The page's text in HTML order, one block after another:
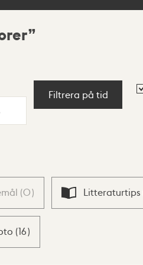
Filtrera på tid
(0) Litteraturtips
(16)